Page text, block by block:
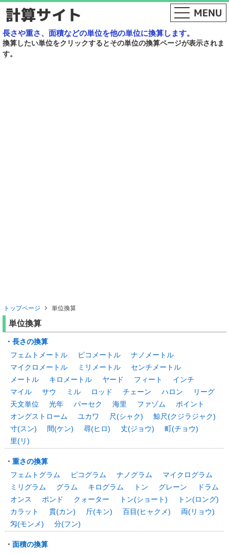
長さや重さ、面積などの単位を他の単位に換算します。
換算したい単位をクリックするとその単位の換算ページが表示されま
す。
トップページ 単位換算
単位換算
・ 長さの換算
フェムトメートル
ピコメートル
ナノメートル
マイクロメートル
ミリメートル
センチメートル
メートル
キロメートル ヤード フィート
インチ
マイル
サウ ミル ロッド チェーン ハロン
リーグ
天文単位
光年 パーセク 海里 ファゾム
ポイント
オングストローム
ユカワ 尺(シャク)
鯨尺(クジラジャク)
寸(スン)
間(ケン) 尋(ヒロ) 丈(ジョウ)
町(チョウ)
里(リ)
・ 重さの換算
フェムトグラム
ピコグラム ナノグラム
マイクログラム
ミリグラム
グラム キログラム トン グレーン
ドラム
オンス
ポンド クォーター トン(ショート)
トン(ロング)
カラット
貫(カン) 斤(キン) 百目(ヒャクメ)
両(リョウ)
匁(モンメ)
分(フン)
・ 面積の換算